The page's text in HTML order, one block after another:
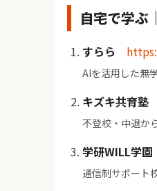
自宅で学ぶ
すらら
AIを活用した無
キズキ共育塾
不登校・中退か
学研WILL学園
通信制サポート